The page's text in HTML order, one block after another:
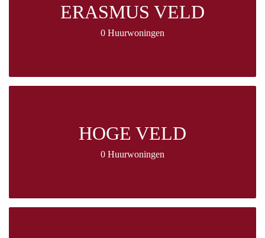
ERASMUS VELD
0 Huurwoningen
HOGE VELD
0 Huurwoningen